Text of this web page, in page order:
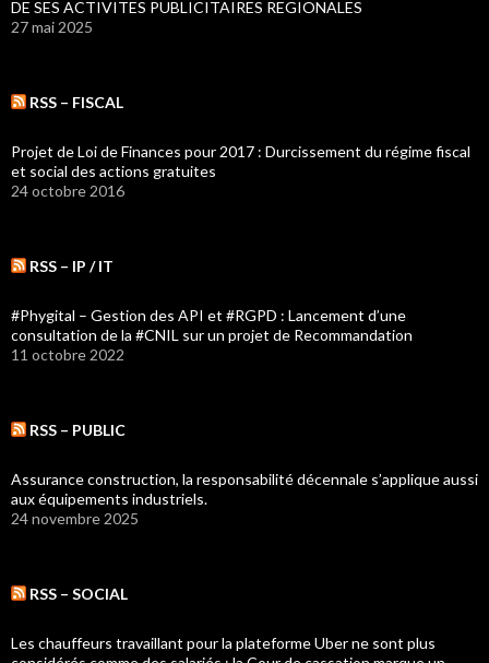
DE SES ACTIVITES PUBLICITAIRES REGIONALES
27 mai 2025
RSS – FISCAL
Projet de Loi de Finances pour 2017 : Durcissement du régime fiscal
et social des actions gratuites
24 octobre 2016
RSS – IP / IT
#Phygital – Gestion des API et #RGPD : Lancement d’une
consultation de la #CNIL sur un projet de Recommandation
11 octobre 2022
RSS – PUBLIC
Assurance construction, la responsabilité décennale s’applique aussi
aux équipements industriels.
24 novembre 2025
RSS – SOCIAL
Les chauffeurs travaillant pour la plateforme Uber ne sont plus